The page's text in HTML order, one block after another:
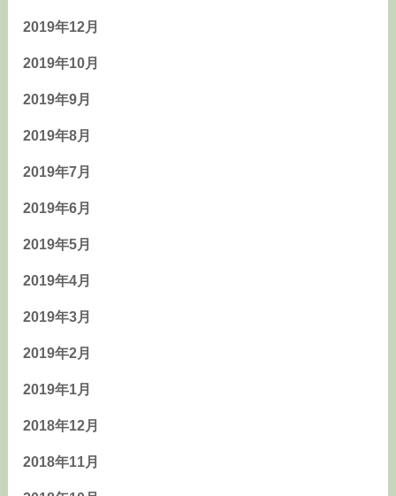
2019年12月
2019年10月
2019年9月
2019年8月
2019年7月
2019年6月
2019年5月
2019年4月
2019年3月
2019年2月
2019年1月
2018年12月
2018年11月